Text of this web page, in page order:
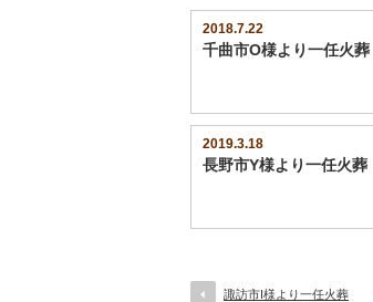
ウ
で
開
き
い
い
ウ
で
き
ま
2018.7.22
千曲市O様より一任火葬
2019.3.18
長野市Y様より一任火葬
諏訪市I様より一任火葬